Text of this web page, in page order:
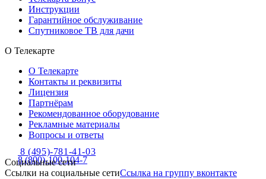
Инструкции
Гарантийное обслуживание
Спутниковое ТВ для дачи
О Телекарте
О Телекарте
Контакты и реквизиты
Лицензия
Партнёрам
Рекомендованное оборудование
Рекламные материалы
Вопросы и ответы
8 (800)-100-104-7
8 (495)-781-41-03
Социальные сети
Ссылки на социальные сетиСсылка на группу вконтакте